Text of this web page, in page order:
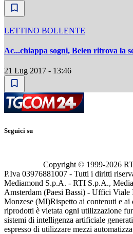
LETTINO BOLLENTE
Ac...chiappa sogni, Belen ritrova la
21 Lug 2017 - 13:46
Seguici su
Copyright © 1999-2026
P.Iva 03976881007 - Tutti i diritti
Mediamond S.p.A. - RTI S.p.A.,
Amsterdam (Paesi Bassi) - Uffici
Monzese (MI)Rispetto ai contenuti e ai
riprodotti è vietata ogni utilizzazione
sistemi di intelligenza artificiale
espresso di utilizzare mezzi